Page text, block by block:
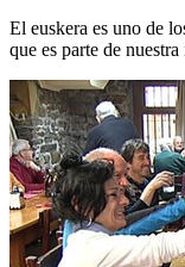
El euskera es uno de
que es parte de